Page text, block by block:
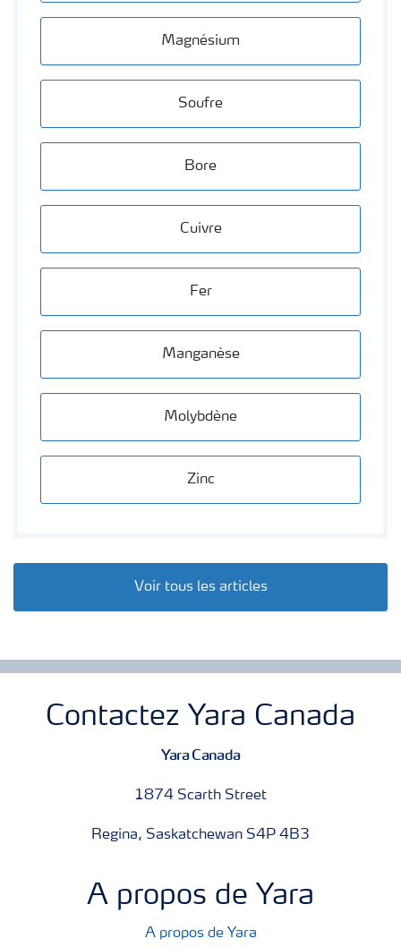
Magnésium
Soufre
Bore
Cuivre
Fer
Manganèse
Molybdène
Zinc
Voir tous les articles
Contactez Yara Canada
Yara Canada
1874 Scarth Street
Regina, Saskatchewan S4P 4B3
A propos de Yara
A propos de Yara